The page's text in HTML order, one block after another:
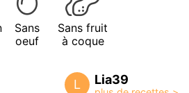
Sans
oeuf
Sans fruit
à coque
L Lia39